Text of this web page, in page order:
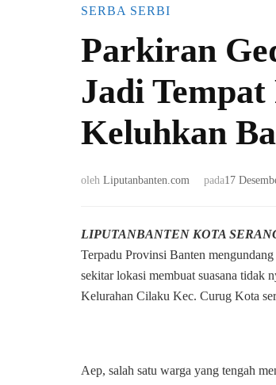
SERBA SERBI
Parkiran
Jadi Tempat
Keluhkan
oleh Liputanbanten.com pada17
LIPUTANBANTEN KOTA
Terpadu Provinsi Banten
sekitar lokasi membuat suasana tidak
Kelurahan Cilaku Kec. Curug Kota
Aep, salah satu warga yang tengah